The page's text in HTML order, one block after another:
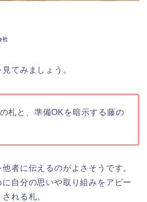
社
てみましょう。
札と、準備OKを暗示する藤の
者に伝えるのがよさそうです。
自分の思いや取り組みをアピー
れる札。